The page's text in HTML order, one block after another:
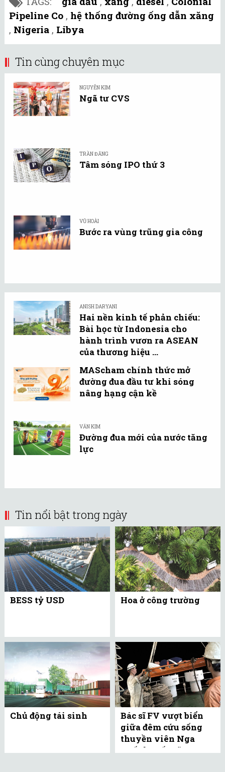
Pipeline Co , hệ thống đường ống dẫn xăng
, Nigeria , Libya
Tin cùng chuyên mục
NGUYỄN KIM
Ngã tư CVS
TRẦN ĐĂNG
Tâm sóng IPO thứ 3
VŨ HOÀI
Bước ra vùng trũng gia công
ANISH DARYANI
Hai nền kinh tế phản chiếu:
Bài học từ Indonesia cho
hành trình vươn ra ASEAN
của thương hiệu ...
MAScham chính thức mở
đường đua đầu tư khi sóng
nâng hạng cận kề
VĂN KIM
Đường đua mới của nước tăng
lực
Tin nổi bật trong ngày
BESS tỷ USD Hoa ở công trường
Chủ động tái sinh
Bác sĩ FV vượt biển
giữa đêm cứu sống
thuyền viên Nga
xuất huyết não